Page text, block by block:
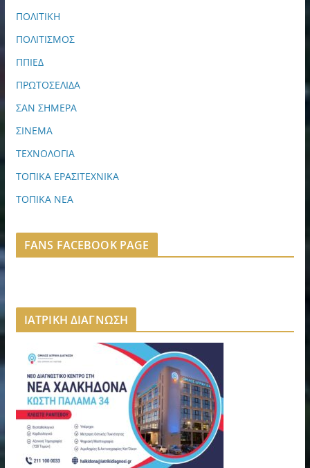
ΠΟΛΙΤΙΚΗ
ΠΟΛΙΤΙΣΜΟΣ
ΠΠΙΕΔ
ΠΡΩΤΟΣΕΛΙΔΑ
ΣΑΝ ΣΗΜΕΡΑ
ΣΙΝΕΜΑ
ΤΕΧΝΟΛΟΓΙΑ
ΤΟΠΙΚΑ ΕΡΑΣΙΤΕΧΝΙΚΑ
ΤΟΠΙΚΑ ΝΕΑ
FANS FACEBOOK PAGE
ΙΑΤΡΙΚΗ ΔΙΑΓΝΩΣΗ